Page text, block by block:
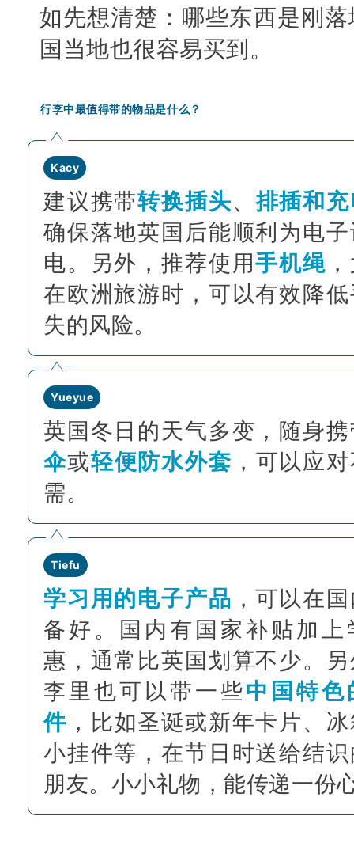
如先想清楚：哪些东西是刚
国当地也很容易买到。
行李中最值得带的物品是什么？
Kacy
建议携带转换插头、排插和
确保落地英国后能顺利为电
电。另外，推荐使用手机绳
在欧洲旅游时，可以有效降
失的风险。
Yueyue
英国冬日的天气多变，随身
伞或轻便防水外套 ，可以应
需。
Tiefu
学习用的电子产品 ，可以在
备好。国内有国家补贴加上
惠，通常比英国划算不少。
李里也可以带一些中国特色
件 ，比如圣诞或新年卡片、
小挂件等，在节日时送给结
朋友。小小礼物，能传递一份